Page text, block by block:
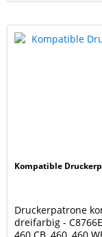
Kompatible
Druckerpatrone
dreifarbig -